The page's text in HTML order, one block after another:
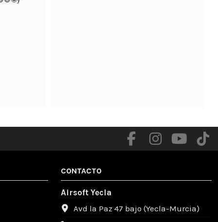
CONTACTO
Airsoft Yecla
Avd la Paz 47 bajo (Yecla-Murcia)